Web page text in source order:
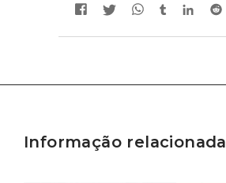
Informação relacionada